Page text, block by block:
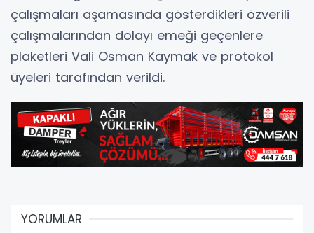
çalışmaları aşamasında gösterdikleri özverili
çalışmalarından dolayı emeği geçenlere
plaketleri Vali Osman Kaymak ve protokol
üyeleri tarafından verildi.
YORUMLAR